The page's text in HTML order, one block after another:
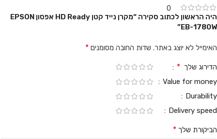
0
היה הראשון לכתוב סקירה “מקרן נייד קטן HD Ready אפסון EPSON
EB-1780W”
האימייל לא יוצג באתר. שדות החובה מסומנים *
הדירוג שלך *
Value for money
Durability
Delivery speed
הביקורת שלך *